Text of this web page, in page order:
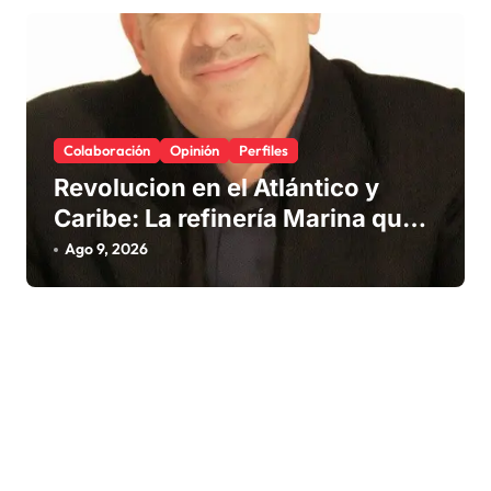
Colaboración Opinión Perfiles
Revolucion en el Atlántico y
Caribe: La refinería Marina que
promete salvar nuestras playas
del sargazo
Ago 9, 2026